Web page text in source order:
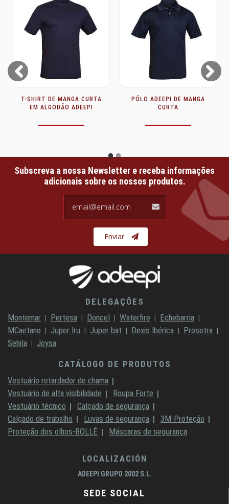
Prev
PÓLO DE ALGODÃO DE
MANGA CURTA ADEEPI
T-SHIRT DE MANGA CURTA
EM ALGODÃO ADEEPI
Next
Subscreva a nossa Newsletter e receba informações
adicionais sobre os nossos produtos.
Enviar
DELEGAÇÕES
Montemar
Pertesa Doncel Waterfire
Echebarria
MCaetano
Juper Iru Juper bat Dexis Ibérica
Prosetra
Sehila
Joysa
CATÁLOGO DE PRODUTOS
Vestuário retardador de chama
Vestuário de alta visibilidade
Roupa Forte
Vestuário técnico
Calçado de segurança
Calçado de trabalho
Luvas de segurança
3M-Proteção
Proteção dos olhos-BOLLÉ
Máscaras de segurança
LOCALIZACIÓN
ADEEPI GRUPO 2002 S.L.
SEDE SOCIAL